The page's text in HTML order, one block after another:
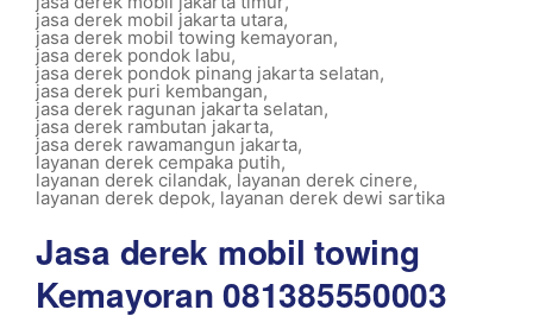
jasa derek mobil jakarta utara,
jasa derek mobil towing kemayoran,
jasa derek pondok labu,
jasa derek pondok pinang jakarta selatan,
jasa derek puri kembangan,
jasa derek ragunan jakarta selatan,
jasa derek rambutan jakarta,
jasa derek rawamangun jakarta,
layanan derek cempaka putih,
layanan derek cilandak, layanan derek cinere,
layanan derek depok, layanan derek dewi sartika
Jasa derek mobil towing
Kemayoran 081385550003